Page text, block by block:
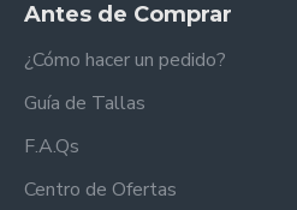
Antes de Comprar
¿Cómo hacer un pedido?
Guía de Tallas
F.A.Qs
Centro de Ofertas